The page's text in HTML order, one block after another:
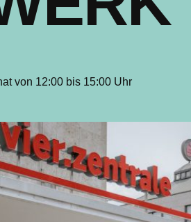
von 12:00 bis 15:00 Uhr